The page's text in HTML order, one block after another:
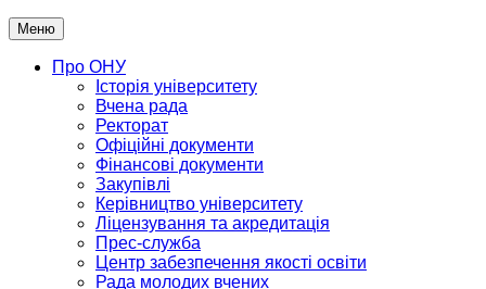
Меню
Про ОНУ
Історія університету
Вчена рада
Ректорат
Офіційні документи
Фінансові документи
Закупівлі
Керівництво університету
Ліцензування та акредитація
Прес-служба
Центр забезпечення якості освіти
Рада молодих вчених